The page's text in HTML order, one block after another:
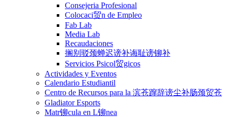
Consejeria Profesional
Colocaci贸n de Empleo
Fab Lab
Media Lab
Recaudaciones
搁别驳颈蝉迟谤补诲耻谤铆补
Servicios Psicol贸gicos
Actividades y Eventos
Calendario Estudiantil
Centro de Recursos para la 滨苍蹿辞谤尘补肠颈贸苍
Gladiator Esports
Matr铆cula en L铆nea